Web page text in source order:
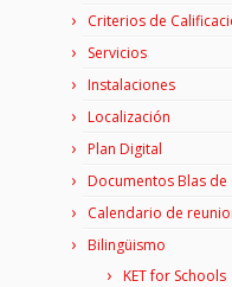
Criterios de
Servicios
Instalaciones
Localización
Plan Digital
Documentos Blas de
Calendario de
Bilingüismo
KET for Schools